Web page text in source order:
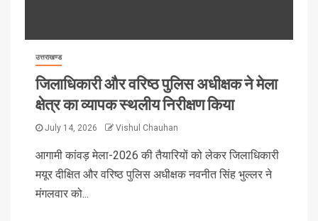
उत्तराखण्ड
जिलाधिकारी और वरिष्ठ पुलिस अधीक्षक ने मेला
क्षेत्र का व्यापक स्थलीय निरीक्षण किया
July 14, 2026 Vishul Chauhan
आगामी कांवड़ मेला-2026 की तैयारियों को लेकर जिलाधिकारी
मयूर दीक्षित और वरिष्ठ पुलिस अधीक्षक नवनीत सिंह भुल्लर ने
मंगलवार को...